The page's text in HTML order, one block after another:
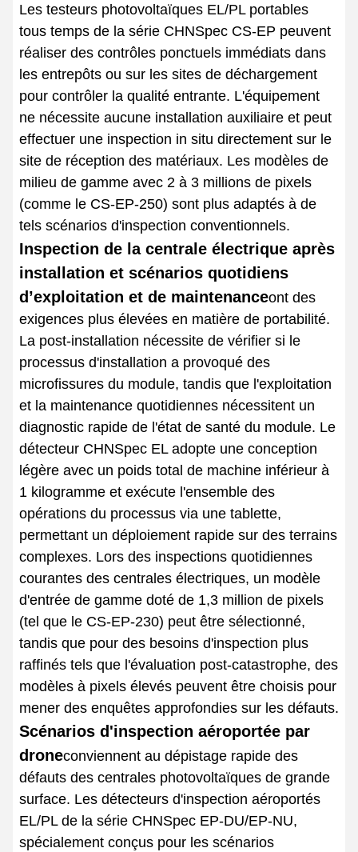
Les testeurs photovoltaïques EL/PL portables
tous temps de la série CHNSpec CS-EP peuvent
réaliser des contrôles ponctuels immédiats dans
les entrepôts ou sur les sites de déchargement
pour contrôler la qualité entrante. L'équipement
ne nécessite aucune installation auxiliaire et peut
effectuer une inspection in situ directement sur le
site de réception des matériaux. Les modèles de
milieu de gamme avec 2 à 3 millions de pixels
(comme le CS-EP-250) sont plus adaptés à de
tels scénarios d'inspection conventionnels.
Inspection de la centrale électrique après
installation et scénarios quotidiens
d’exploitation et de maintenanceont des
exigences plus élevées en matière de portabilité.
La post-installation nécessite de vérifier si le
processus d'installation a provoqué des
microfissures du module, tandis que l'exploitation
et la maintenance quotidiennes nécessitent un
diagnostic rapide de l'état de santé du module. Le
détecteur CHNSpec EL adopte une conception
légère avec un poids total de machine inférieur à
1 kilogramme et exécute l'ensemble des
opérations du processus via une tablette,
permettant un déploiement rapide sur des terrains
complexes. Lors des inspections quotidiennes
courantes des centrales électriques, un modèle
d'entrée de gamme doté de 1,3 million de pixels
(tel que le CS-EP-230) peut être sélectionné,
tandis que pour des besoins d'inspection plus
raffinés tels que l'évaluation post-catastrophe, des
modèles à pixels élevés peuvent être choisis pour
mener des enquêtes approfondies sur les défauts.
Scénarios d'inspection aéroportée par
droneconviennent au dépistage rapide des
défauts des centrales photovoltaïques de grande
surface. Les détecteurs d'inspection aéroportés
EL/PL de la série CHNSpec EP-DU/EP-NU,
spécialement conçus pour les scénarios